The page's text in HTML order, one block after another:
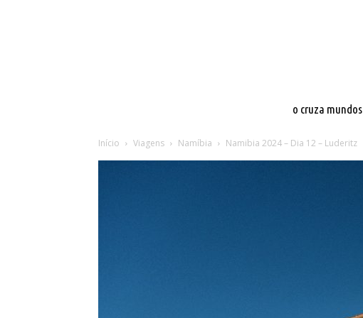
o cruza mundos
Início Viagens Namíbia Namibia 2024 – Dia 12 – Luderitz